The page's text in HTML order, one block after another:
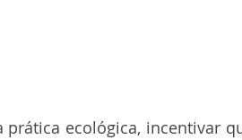
ecológica, incentivar